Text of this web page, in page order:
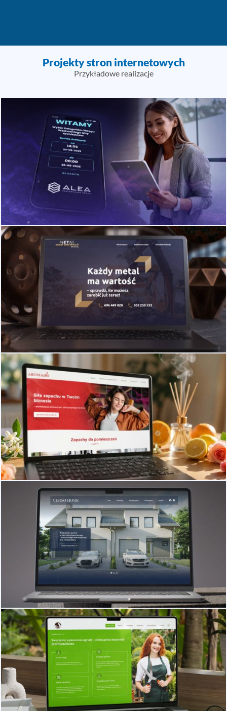
Projekty stron internetowych
Przykładowe realizacje